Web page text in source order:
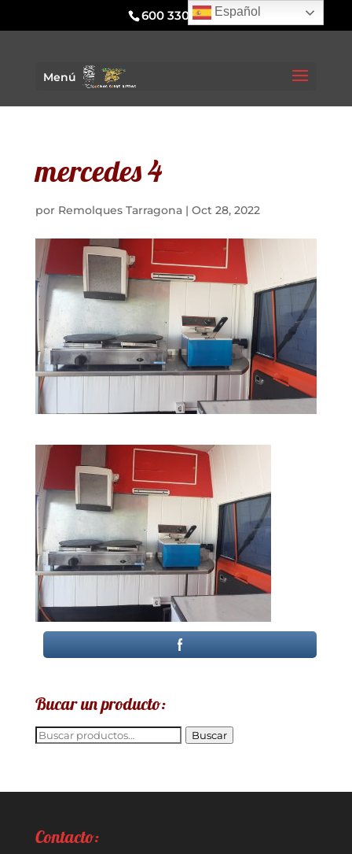
600 330 295
Menú
mercedes 4
por Remolques Tarragona| Oct 28, 2022
Bucar un producto:
Buscar
Buscar
Contacto:
Español